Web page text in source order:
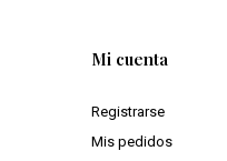
Mi cuenta
Registrarse
Mis pedidos